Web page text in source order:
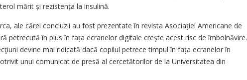
mărit și rezistența la insulină.
ale cărei concluzii au fost prezentate în revista Asociației Americane de
petrecută în plus în fața ecranelor digitale crește acest risc de îmbolnăvire.
devine mai ridicată dacă copilul petrece timpul în fața ecranelor în
unui comunicat de presă al cercetătorilor de la Universitatea din